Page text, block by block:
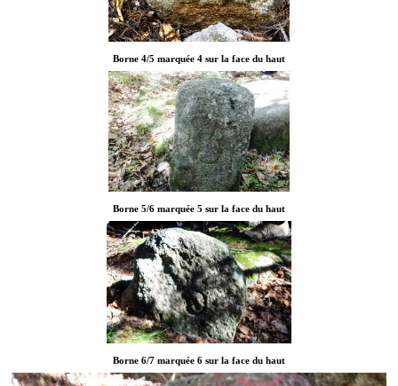
Borne 4/5 marquée 4 sur la face du haut
Borne 5/6 marquée 5 sur la face du haut
Borne 6/7 marquée 6 sur la face du haut